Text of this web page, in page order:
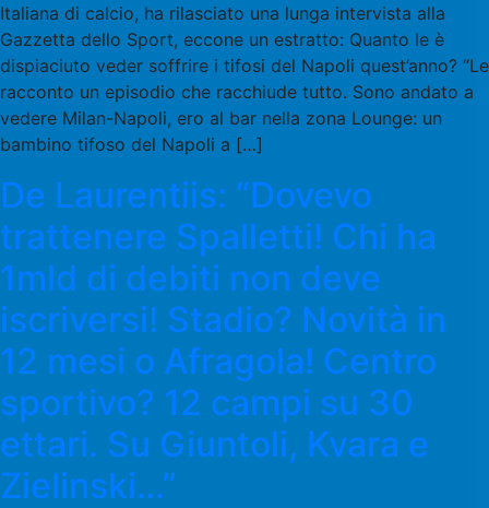
Italiana di calcio, ha rilasciato una lunga intervista alla
Gazzetta dello Sport, eccone un estratto: Quanto le è
dispiaciuto veder soffrire i tifosi del Napoli quest’anno? “Le
racconto un episodio che racchiude tutto. Sono andato a
vedere Milan-Napoli, ero al bar nella zona Lounge: un
bambino tifoso del Napoli a […]
De Laurentiis: “Dovevo
trattenere Spalletti! Chi ha
1mld di debiti non deve
iscriversi! Stadio? Novità in
12 mesi o Afragola! Centro
sportivo? 12 campi su 30
ettari. Su Giuntoli, Kvara e
Zielinski…”